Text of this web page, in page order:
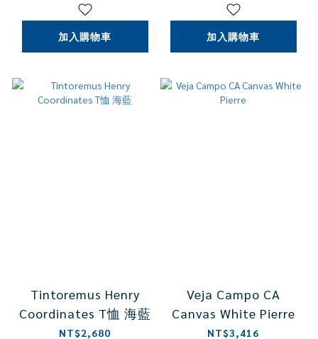
加入購物車 加入購物車
Tintoremus Henry
Coordinates T恤 海藍
NT$2,680
Veja Campo CA
Canvas White Pierre
NT$3,416